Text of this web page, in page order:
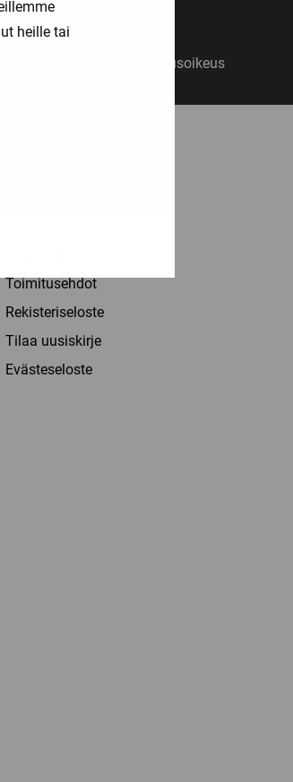
heille tai
14 päivän vaihto- ja palautusoikeus
Toimitusehdot
Rekisteriseloste
Tilaa uusiskirje
Evästeseloste